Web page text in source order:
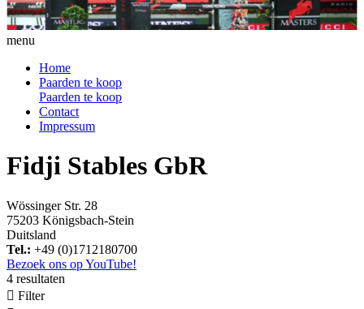
menu
Home
Paarden te koop
Paarden te koop
Contact
Impressum
Fidji Stables GbR
Wössinger Str. 28
75203 Königsbach-Stein
Duitsland
Tel.: +49 (0)1712180700
Bezoek ons op YouTube!
4 resultaten
 Filter